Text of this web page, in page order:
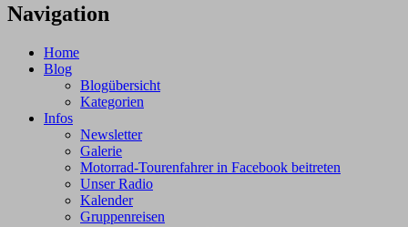
Navigation
Home
Blog
Blogübersicht
Kategorien
Infos
Newsletter
Galerie
Motorrad-Tourenfahrer in Facebook beitreten
Unser Radio
Kalender
Gruppenreisen